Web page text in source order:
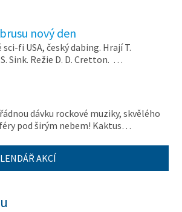
nový den
fi USA, český dabing. Hrají T.
Sink. Režie D. D. Cretton. …
dávku rockové muziky, skvělého
pod širým nebem! Kaktus…
AKCÍ